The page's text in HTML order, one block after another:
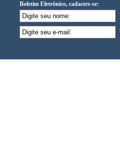
Boletim Eletrônico, cadastre-se: